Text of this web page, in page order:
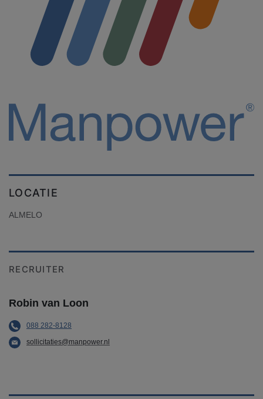
LOCATIE
ALMELO
RECRUITER
Robin van Loon
088 282-8128
sollicitaties@manpower.nl